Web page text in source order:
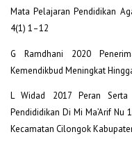
Mata Pelajaran Pendidikan
4(1) 1–12
G Ramdhani 2020
Kemendikbud Meningkat
L Widad 2017 Peran Serta
Pendididikan Di Mi Ma’Arif Nu
Kecamatan Cilongok